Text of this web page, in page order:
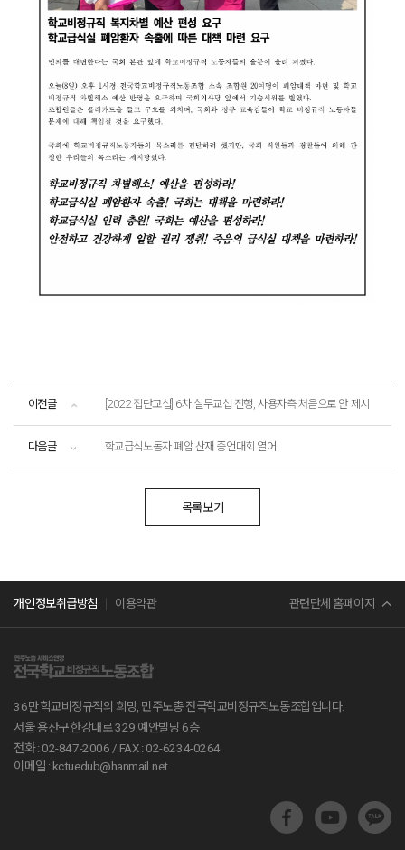
이전글 [2022 집단교섭] 6차 실무교섭 진행, 사용자측 처음으로 안 제시
다음글 학교급식노동자 폐암 산재 증언대회 열어
목록보기
개인정보취급방침 이용약관 관련단체 홈페이지
민주노총
전교조
공무원노조
진보당
36만 학교비정규직의 희망, 민주노총 전국학교비정규직노동조합입니다.
서울 용산구 한강대로 329 예안빌딩 6층
전화 : 02-847-2006 / FAX : 02-6234-0264
이메일 : kctuedub@hanmail.net